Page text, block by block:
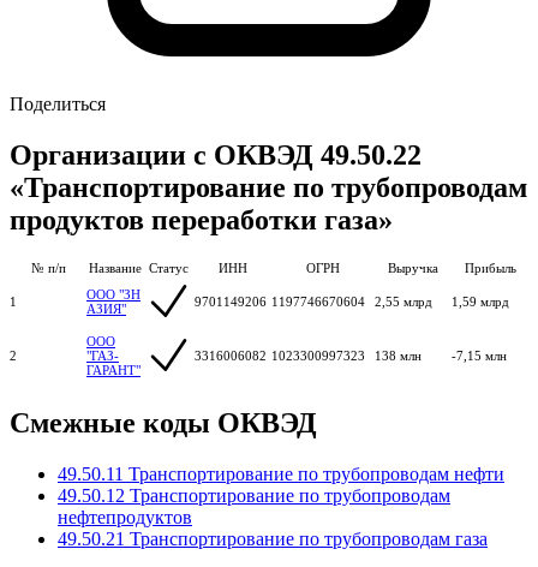
Поделиться
Организации с ОКВЭД 49.50.22
«Транспортирование по трубопроводам
продуктов переработки газа»
№ п/п Название Статус ИНН ОГРН Выручка Прибыль
1
ООО "ЗН
АЗИЯ"
9701149206 1197746670604 2,55 млрд 1,59 млрд
2
ООО
"ГАЗ-
ГАРАНТ"
3316006082 1023300997323 138 млн -7,15 млн
Смежные коды ОКВЭД
49.50.11 Транспортирование по трубопроводам нефти
49.50.12 Транспортирование по трубопроводам
нефтепродуктов
49.50.21 Транспортирование по трубопроводам газа